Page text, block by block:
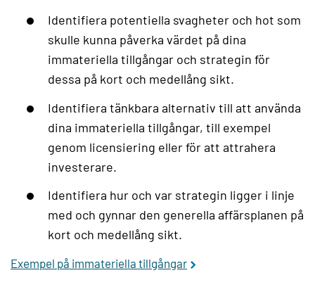
Identifiera potentiella svagheter och hot som
skulle kunna påverka värdet på dina
immateriella tillgångar och strategin för
dessa på kort och medellång sikt.
Identifiera tänkbara alternativ till att använda
dina immateriella tillgångar, till exempel
genom licensiering eller för att attrahera
investerare.
Identifiera hur och var strategin ligger i linje
med och gynnar den generella affärsplanen på
kort och medellång sikt.
Exempel på immateriella tillgångar